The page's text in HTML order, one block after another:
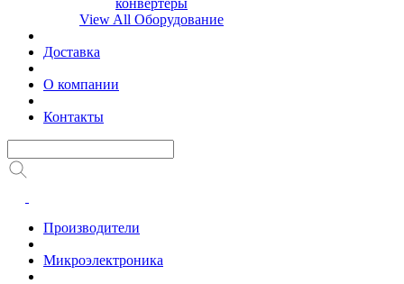
конвертеры
View All Оборудование
Доставка
О компании
Контакты
Производители
Микроэлектроника